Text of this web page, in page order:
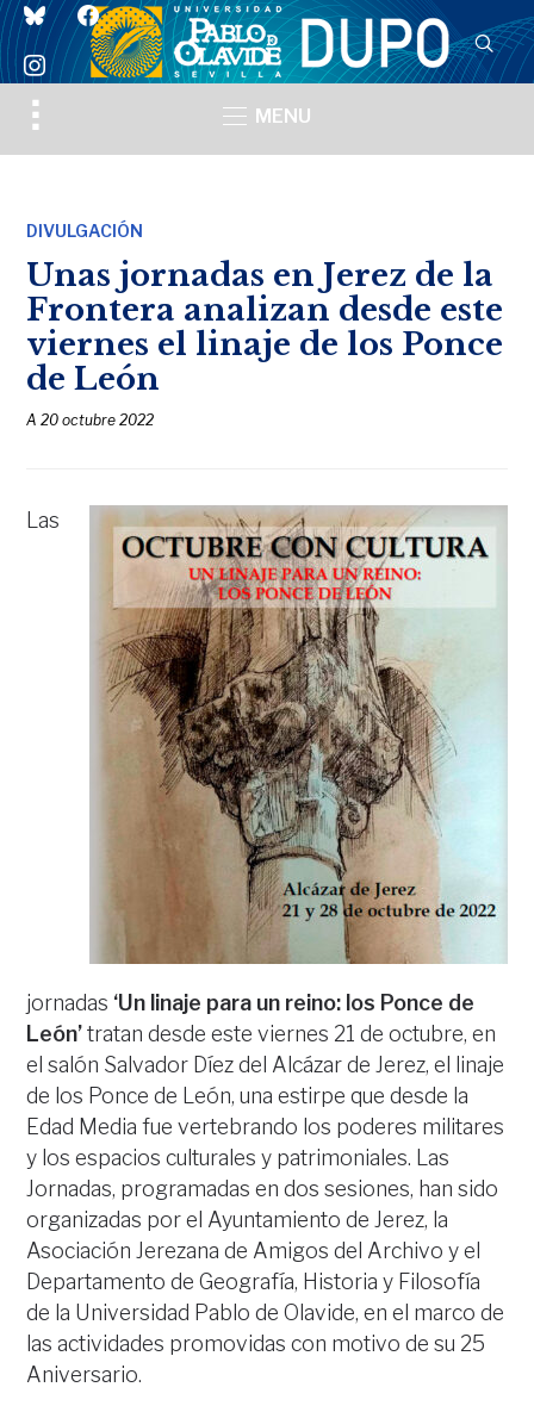
blueskyfacebook
instagram
Toggle
sidebar
MENU
DIVULGACIÓN
Unas jornadas en Jerez de la
Frontera analizan desde este
viernes el linaje de los Ponce
de León
A20 octubre 2022
Las
jornadas ‘Un linaje para un reino: los Ponce de
León’tratan desde este viernes 21 de octubre, en
el salón Salvador Díez del Alcázar de Jerez, el linaje
de los Ponce de León, una estirpe que desde la
Edad Media fue vertebrando los poderes militares
y los espacios culturales y patrimoniales. Las
Jornadas, programadas en dos sesiones, han sido
organizadas por el Ayuntamiento de Jerez, la
Asociación Jerezana de Amigos del Archivo y el
Departamento de Geografía, Historia y Filosofía
de la Universidad Pablo de Olavide, en el marco de
las actividades promovidas con motivo de su 25
Aniversario.